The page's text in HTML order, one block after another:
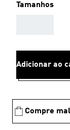
Tamanhos
Adicionar ao
Compre